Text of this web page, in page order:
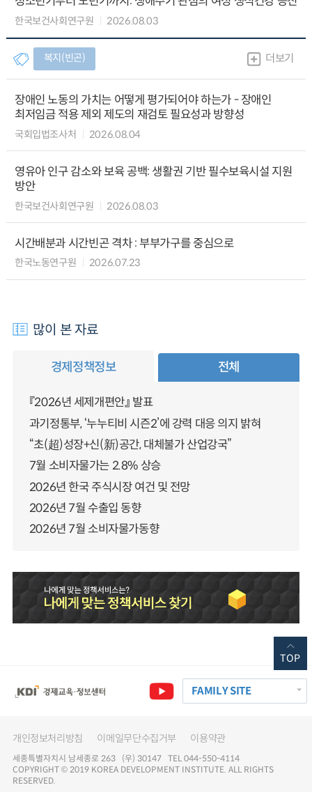
한국보건사회연구원 2026.08.03
복지(빈곤) 더보기
장애인 노동의 가치는 어떻게 평가되어야 하는가 - 장애인
최저임금 적용 제외 제도의 재검토 필요성과 방향성
국회입법조사처 2026.08.04
영유아 인구 감소와 보육 공백: 생활권 기반 필수보육시설 지원
방안
한국보건사회연구원 2026.08.03
시간배분과 시간빈곤 격차 : 부부가구를 중심으로
한국노동연구원 2026.07.23
많이 본 자료
경제정책정보 전체
『2026년 세제개편안』 발표
과기정통부, ‘누누티비 시즌2’에 강력 대응 의지 밝혀
“초(超)성장+신(新)공간, 대체불가 산업강국”
7월 소비자물가는 2.8% 상승
2026년 한국 주식시장 여건 및 전망
2026년 7월 수출입 동향
2026년 7월 소비자물가동향
FAMILY SITE
개인정보처리방침 이메일무단수집거부 이용약관
세종특별자치시 남세종로 263 (우) 30147 TEL 044-550-4114
COPYRIGHT © 2019 KOREA DEVELOPMENT INSTITUTE. ALL RIGHTS
RESERVED.
TOP